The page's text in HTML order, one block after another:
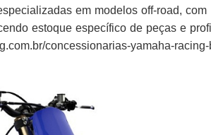
em modelos off-road, com
estoque específico de peças e
concessionarias-yamaha-